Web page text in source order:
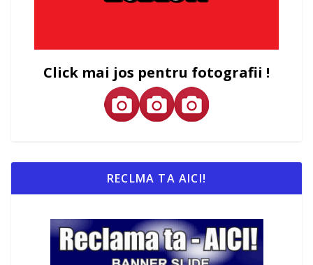
Click mai jos pentru fotografii !
RECLMA TA AICI!